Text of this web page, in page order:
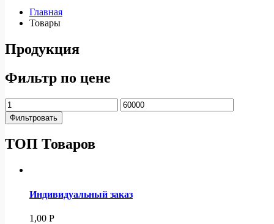
Главная
Товары
Продукция
Фильтр по цене
Фильтровать
ТОП Товаров
Индивидуальный заказ
1,00 Р